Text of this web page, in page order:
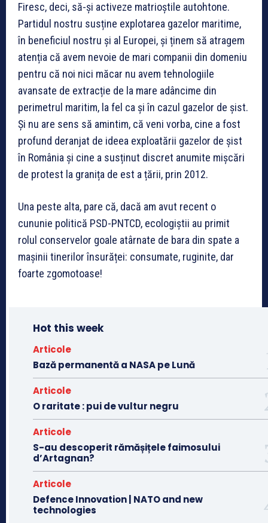
Firesc, deci, să-și activeze matrioștile autohtone.
Partidul nostru susține explotarea gazelor maritime,
în beneficiul nostru și al Europei, și ținem să atragem
atenția că avem nevoie de mari companii din domeniu
pentru că noi nici măcar nu avem tehnologiile
avansate de extracție de la mare adâncime din
perimetrul maritim, la fel ca și în cazul gazelor de șist.
Și nu are sens să amintim, că veni vorba, cine a fost
profund deranjat de ideea exploatării gazelor de șist
în România și cine a susținut discret anumite mișcări
de protest la granița de est a țării, prin 2012.
Una peste alta, pare că, dacă am avut recent o
cununie politică PSD-PNTCD, ecologiștii au primit
rolul conservelor goale atârnate de bara din spate a
mașinii tinerilor însurăței: consumate, ruginite, dar
foarte zgomotoase!
Hot this week
Articole
Bază permanentă a NASA pe Lună
Articole
O raritate : pui de vultur negru
Articole
S-au descoperit rămășițele faimosului
d’Artagnan?
Articole
Defence Innovation | NATO and new
technologies